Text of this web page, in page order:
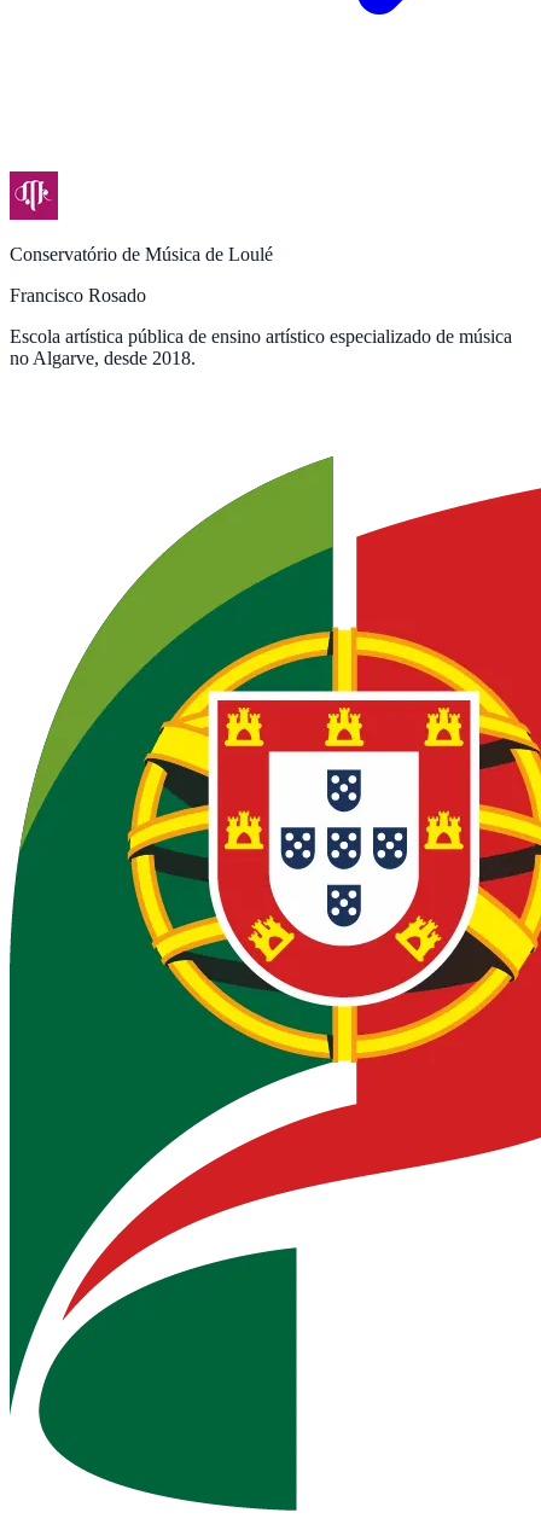
Conservatório de Música de Loulé
Francisco Rosado
Escola artística pública de ensino artístico especializado de música
no Algarve, desde 2018.